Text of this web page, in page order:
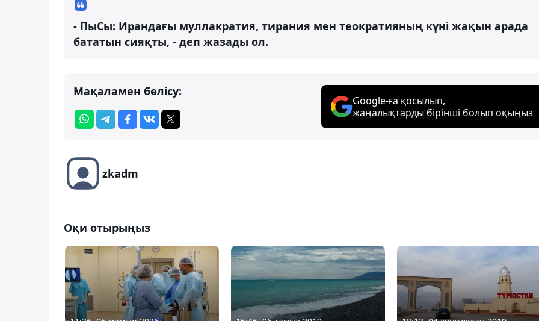
- ПыСы: Ирандағы муллакратия, тирания мен теократияның күні жақын арада
бататын сияқты, - деп жазады ол.
Мақаламен бөлісу:
Google-ға қосылып,
жаңалықтарды бірінші болып оқыңыз
zkadm
Оқи отырыңыз